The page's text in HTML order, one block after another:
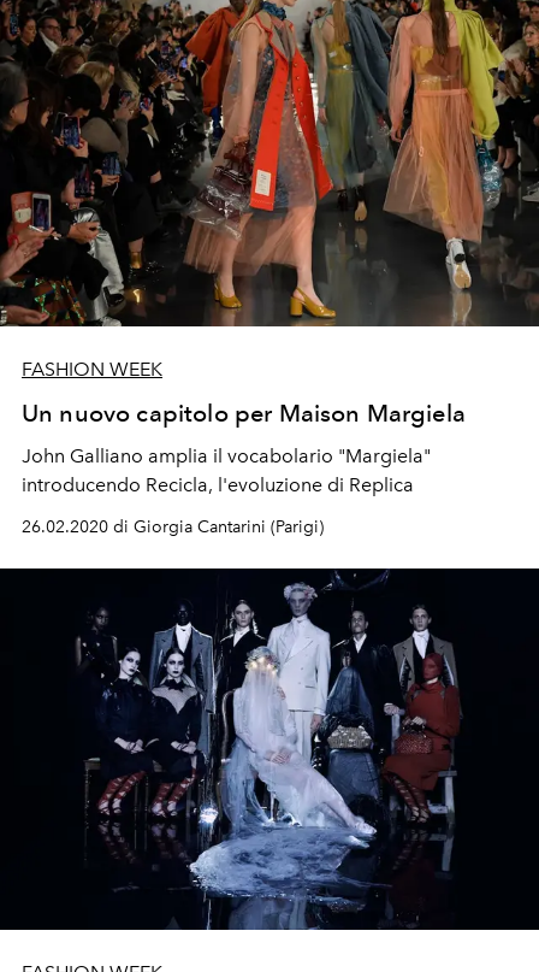
FASHION WEEK
Un nuovo capitolo per Maison Margiela
John Galliano amplia il vocabolario "Margiela"
introducendo Recicla, l'evoluzione di Replica
26.02.2020 di Giorgia Cantarini (Parigi)